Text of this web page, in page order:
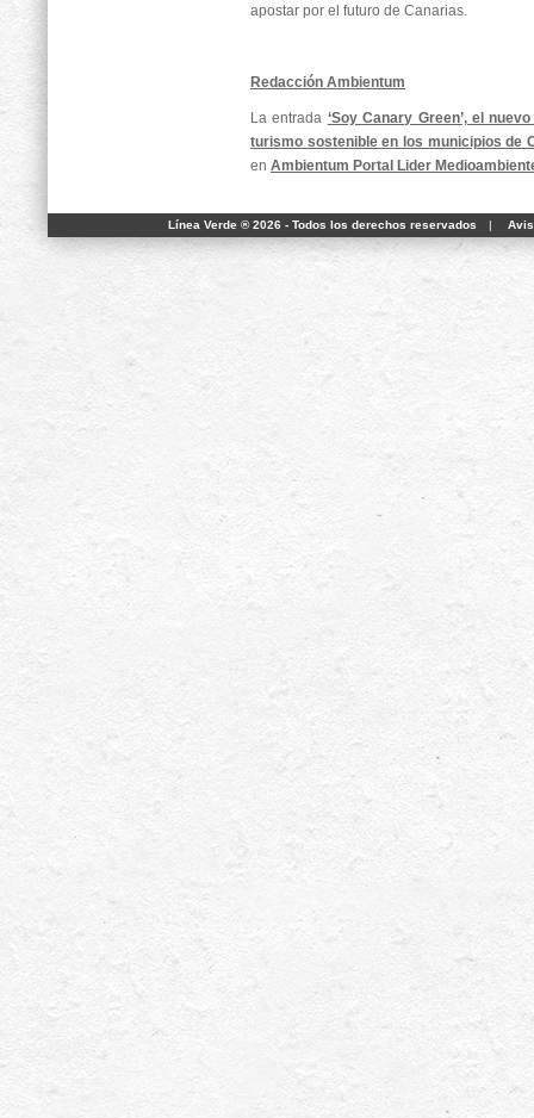
apostar por el futuro de Canarias.
Redacción Ambientum
La entrada ‘Soy Canary Green’, el
turismo sostenible en los municipios de
en Ambientum Portal Lider
Línea Verde ® 2026 - Todos los derechos reservados |